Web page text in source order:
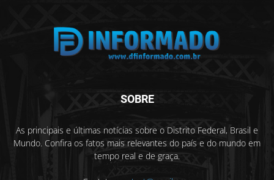
SOBRE
As principais e últimas notícias sobre o Distrito Federal, Brasil e
Mundo. Confira os fatos mais relevantes do país e do mundo em
tempo real e de graça.